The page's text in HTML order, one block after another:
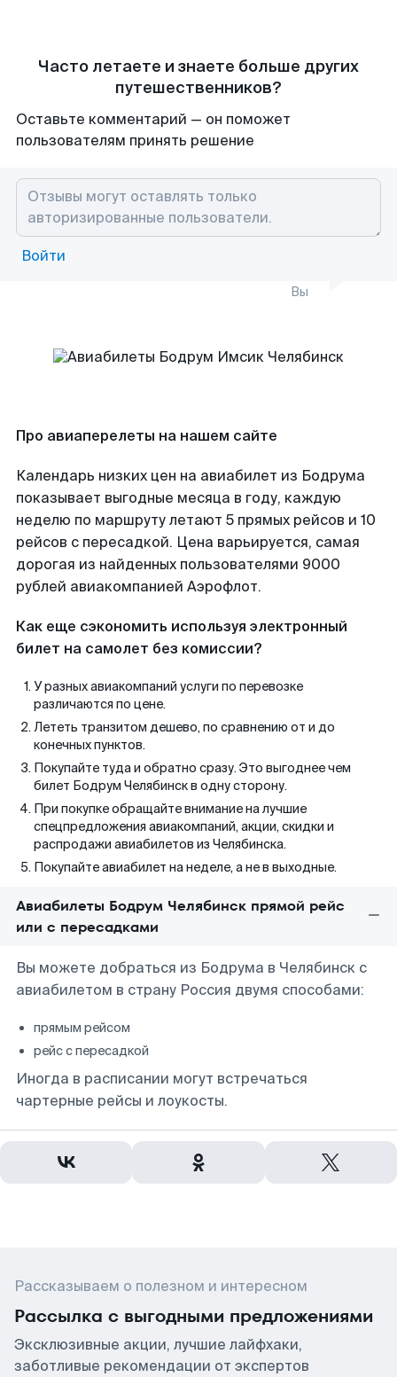
Часто летаете и знаете больше других
путешественников?
Оставьте комментарий — он поможет
пользователям принять решение
Войти
Вы
Про авиаперелеты на нашем сайте
Календарь низких цен на авиабилет из Бодрума
показывает выгодные месяца в году, каждую
неделю по маршруту летают 5 прямых рейсов и 10
рейсов с пересадкой. Цена варьируется, самая
дорогая из найденных пользователями 9000
рублей авиакомпанией Аэрофлот.
Как еще сэкономить используя электронный
билет на самолет без комиссии?
У разных авиакомпаний услуги по перевозке
различаются по цене.
Лететь транзитом дешево, по сравнению от и до
конечных пунктов.
Покупайте туда и обратно сразу. Это выгоднее чем
билет Бодрум Челябинск в одну сторону.
При покупке обращайте внимание на лучшие
спецпредложения авиакомпаний, акции, скидки и
распродажи авиабилетов из Челябинска.
Покупайте авиабилет на неделе, а не в выходные.
Авиабилеты Бодрум Челябинск прямой рейс
или с пересадками
Вы можете добраться из Бодрума в Челябинск с
авиабилетом в страну Россия двумя способами:
прямым рейсом
рейс с пересадкой
Иногда в расписании могут встречаться
чартерные рейсы и лоукосты.
Рассказываем о полезном и интересном
Рассылка с выгодными предложениями
Эксклюзивные акции, лучшие лайфхаки,
заботливые рекомендации от экспертов